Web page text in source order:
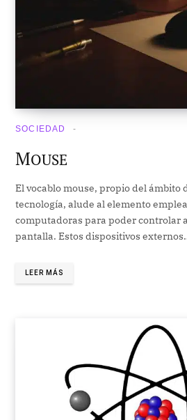
SOCIEDAD
MOUSE
El vocablo mouse, propio del ámbito
tecnología, alude al elemento
computadoras para poder controlar
pantalla. Estos dispositivos
LEER MÁS